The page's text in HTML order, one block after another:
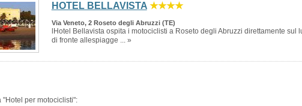
HOTEL BELLAVISTA ★★★★
Via Veneto, 2 Roseto degli Abruzzi (TE)
lHotel Bellavista ospita i motociclisti a Roseto degli Abruzzi direttamente sul
di fronte allespiagge ... »
"Hotel per motociclisti":